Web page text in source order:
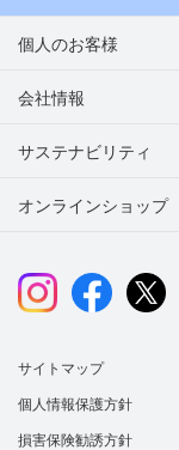
個人のお客様
会社情報
サステナビリティ
オンラインショップ
サイトマップ
個人情報保護方針
損害保険勧誘方針